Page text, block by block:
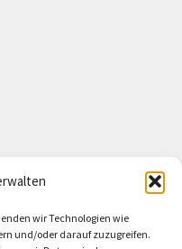
wir Technologien wie
und/oder darauf zuzugreifen.